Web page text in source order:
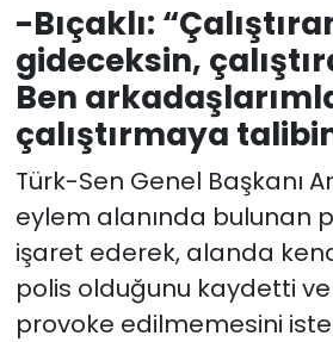
-Bıçaklı:
gideceksin,
Ben
çalıştırmaya
Türk-Sen Genel Başkanı
eylem alanında bulunan
işaret ederek, alanda
polis olduğunu kaydetti
provoke edilmemesini